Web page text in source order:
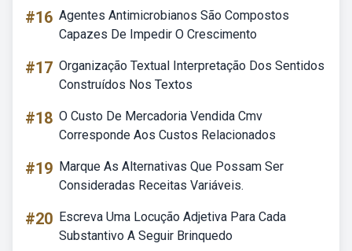
#16 Agentes Antimicrobianos São Compostos
Capazes De Impedir O Crescimento
#17 Organização Textual Interpretação Dos Sentidos
Construídos Nos Textos
#18 O Custo De Mercadoria Vendida Cmv
Corresponde Aos Custos Relacionados
#19 Marque As Alternativas Que Possam Ser
Consideradas Receitas Variáveis.
#20 Escreva Uma Locução Adjetiva Para Cada
Substantivo A Seguir Brinquedo